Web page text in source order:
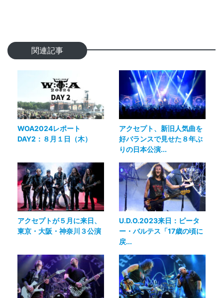
関連記事
WOA2024レポート
DAY2：８月１日（木）
アクセプト、新旧人気曲を
好バランスで見せた８年ぶ
りの日本公演...
アクセプトが５月に来日、
東京・大阪・神奈川３公演
U.D.O.2023来日：ピータ
ー・バルテス「17歳の頃に
戻...